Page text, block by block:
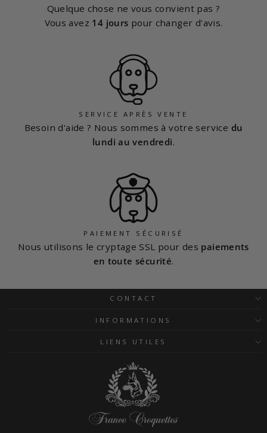
Quelque chose ne vous convient pas ?
Vous avez 14 jours pour changer d'avis.
SERVICE APRÈS VENTE
Besoin d'aide ? Nous sommes à votre service du
lundi au vendredi.
PAIEMENT SÉCURISÉ
Nous utilisons le cryptage SSL pour des paiements
en toute sécurité.
CONTACT
INFORMATIONS
LIENS UTILES